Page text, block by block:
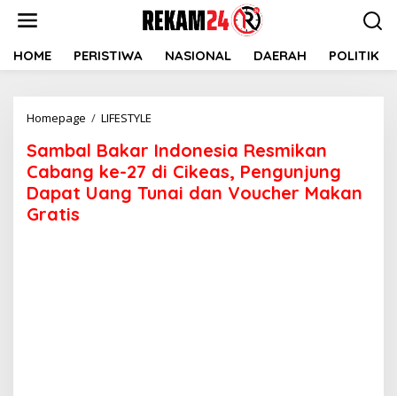
HOME PERISTIWA NASIONAL DAERAH POLITIK
Homepage / LIFESTYLE
Indonesia
Resmikan
Cabang
ke-
Sambal Bakar Indonesia Resmikan
Cabang ke-27 di Cikeas, Pengunjung
Dapat Uang Tunai dan Voucher Makan
Gratis